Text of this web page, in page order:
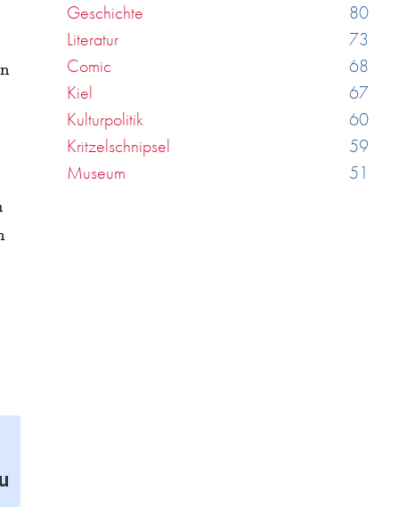
Geschichte
80
Literatur
73
Comic
68
Kiel
67
Kulturpolitik
60
Kritzelschnipsel
59
Museum
51